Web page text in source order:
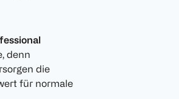
denn
die
für normale